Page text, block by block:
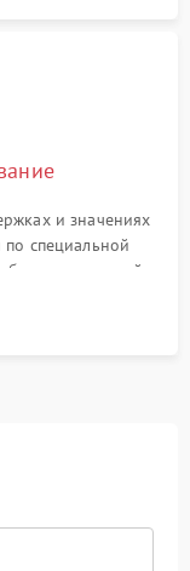
и значениях
специальной
встроенной